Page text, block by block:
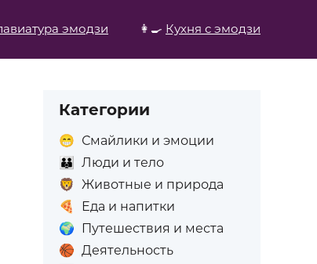
эмодзи 👩‍🍳 Кухня с эмодзи
Категории
😁 Смайлики и эмоции
👪
Люди и тело
🦁 Животные и природа
🍕
Еда и напитки
🌍 Путешествия и места
🏀 Деятельность